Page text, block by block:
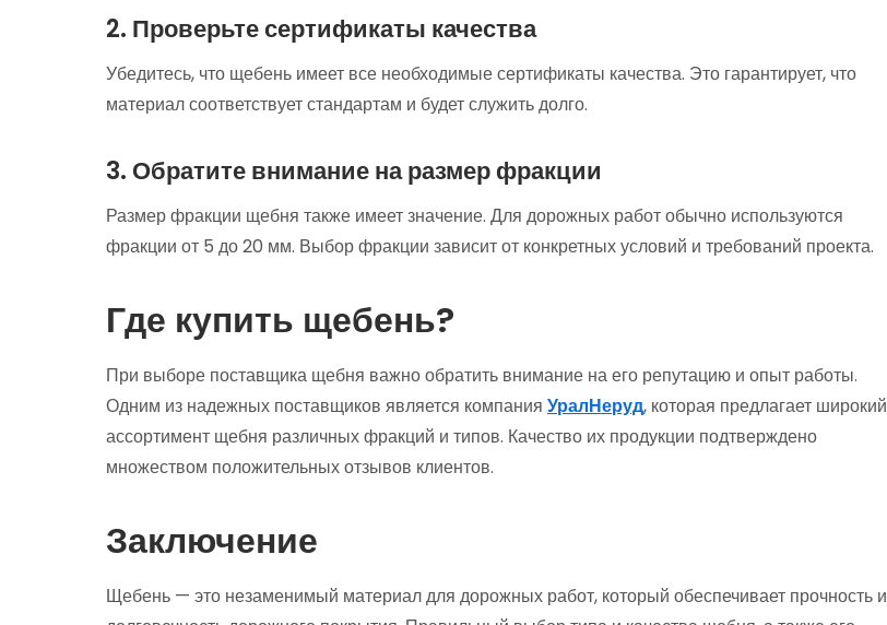
2. Проверьте сертификаты качества
Убедитесь, что щебень имеет все необходимые сертификаты качества. Это гарантирует, что
материал соответствует стандартам и будет служить долго.
3. Обратите внимание на размер фракции
Размер фракции щебня также имеет значение. Для дорожных работ обычно используются
фракции от 5 до 20 мм. Выбор фракции зависит от конкретных условий и требований проекта.
Где купить щебень?
При выборе поставщика щебня важно обратить внимание на его репутацию и опыт работы.
Одним из надежных поставщиков является компания УралНеруд, которая предлагает широкий
ассортимент щебня различных фракций и типов. Качество их продукции подтверждено
множеством положительных отзывов клиентов.
Заключение
Щебень — это незаменимый материал для дорожных работ, который обеспечивает прочность и